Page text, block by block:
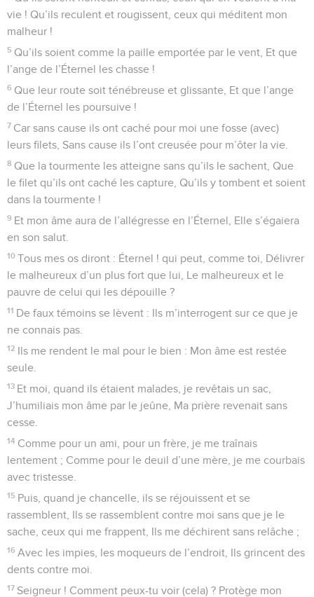
vie ! Qu’ils reculent et rougissent, ceux qui méditent mon
malheur !
5 Qu’ils soient comme la paille emportée par le vent, Et que
l’ange de l’Éternel les chasse !
6 Que leur route soit ténébreuse et glissante, Et que l’ange
de l’Éternel les poursuive !
7 Car sans cause ils ont caché pour moi une fosse (avec)
leurs filets, Sans cause ils l’ont creusée pour m’ôter la vie.
8 Que la tourmente les atteigne sans qu’ils le sachent, Que
le filet qu’ils ont caché les capture, Qu’ils y tombent et soient
dans la tourmente !
9 Et mon âme aura de l’allégresse en l’Éternel, Elle s’égaiera
en son salut.
10 Tous mes os diront : Éternel ! qui peut, comme toi, Délivrer
le malheureux d’un plus fort que lui, Le malheureux et le
pauvre de celui qui les dépouille ?
11 De faux témoins se lèvent : Ils m’interrogent sur ce que je
ne connais pas.
12 Ils me rendent le mal pour le bien : Mon âme est restée
seule.
13 Et moi, quand ils étaient malades, je revêtais un sac,
J’humiliais mon âme par le jeûne, Ma prière revenait sans
cesse.
14 Comme pour un ami, pour un frère, je me traînais
lentement ; Comme pour le deuil d’une mère, je me courbais
avec tristesse.
15 Puis, quand je chancelle, ils se réjouissent et se
rassemblent, Ils se rassemblent contre moi sans que je le
sache, ceux qui me frappent, Ils me déchirent sans relâche ;
16 Avec les impies, les moqueurs de l’endroit, Ils grincent des
dents contre moi.
17 Seigneur ! Comment peux-tu voir (cela) ? Protège mon